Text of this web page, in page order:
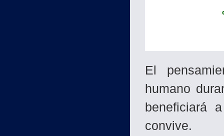
El
humano
beneficiará
convive.